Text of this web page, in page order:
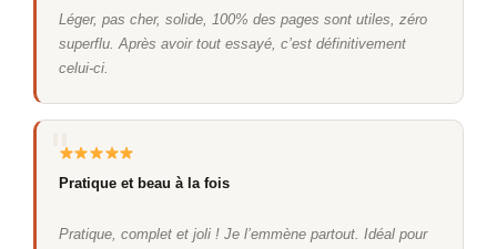
Léger, pas cher, solide, 100% des pages sont utiles, zéro
superflu. Après avoir tout essayé, c’est définitivement
celui-ci.
Pratique et beau à la fois
Pratique, complet et joli ! Je l’emmène partout. Idéal pour